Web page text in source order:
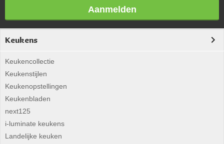
Aanmelden
Keukens
Keukencollectie
Keukenstijlen
Keukenopstellingen
Keukenbladen
next125
i-luminate keukens
Landelijke keuken